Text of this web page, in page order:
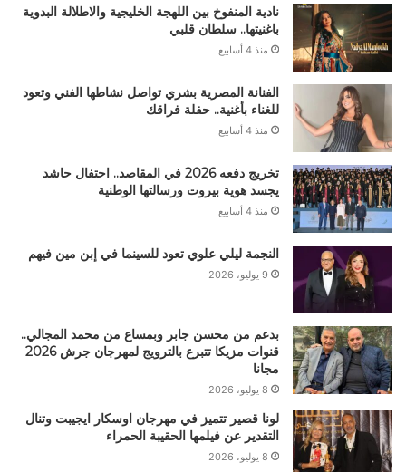
نادية المنفوخ بين اللهجة الخليجية والاطلالة البدوية
باغنيتها.. سلطان قلبي
منذ 4 أسابيع
الفنانة المصرية بشري تواصل نشاطها الفني وتعود
للغناء بأغنية.. حفلة فراقك
منذ 4 أسابيع
تخريج دفعه 2026 في المقاصد.. احتفال حاشد
يجسد هوية بيروت ورسالتها الوطنية
منذ 4 أسابيع
النجمة ليلي علوي تعود للسينما في إبن مين فيهم
9 يوليو، 2026
بدعم من محسن جابر وبمساع من محمد المجالي..
قنوات مزيكا تتبرع بالترويج لمهرجان جرش 2026
مجانا
8 يوليو، 2026
لونا قصير تتميز في مهرجان اوسكار ايجيبت وتنال
التقدير عن فيلمها الحقيبة الحمراء
8 يوليو، 2026